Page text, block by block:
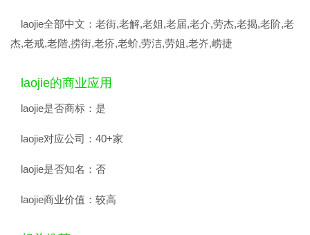
laojie全部中文： 老街,老解,老姐,老届,老介,劳杰,老揭,老阶,老
杰,老戒,老階,捞街,老疥,老蚧,劳洁,劳姐,老岕,崂捷
laojie的商业应用
laojie是否商标： 是
laojie对应公司： 40+家
laojie是否知名： 否
laojie商业价值： 较高